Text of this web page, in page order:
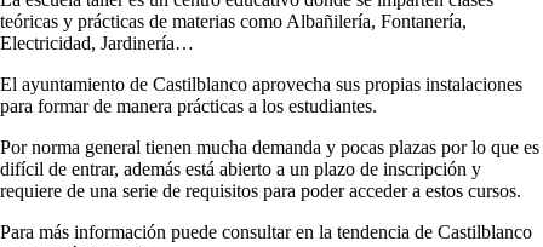
teóricas y prácticas de materias como Albañilería, Fontanería,
Electricidad, Jardinería…
El ayuntamiento de Castilblanco aprovecha sus propias instalaciones
para formar de manera prácticas a los estudiantes.
Por norma general tienen mucha demanda y pocas plazas por lo que es
difícil de entrar, además está abierto a un plazo de inscripción y
requiere de una serie de requisitos para poder acceder a estos cursos.
Para más información puede consultar en la tendencia de Castilblanco